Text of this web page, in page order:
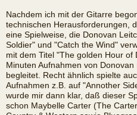
Nachdem ich mit der Gitarre
technischen Herausforderungen,
eine Spielweise, die Donovan
Soldier" und "Catch the Wind"
mit dem Titel "The golden Hour of
Minuten Aufnahmen von
begleitet. Recht ähnlich spielte
Aufnahmen z.B. auf "Annother
wurde mir dann klar, daß dieser
schon Maybelle Carter (The